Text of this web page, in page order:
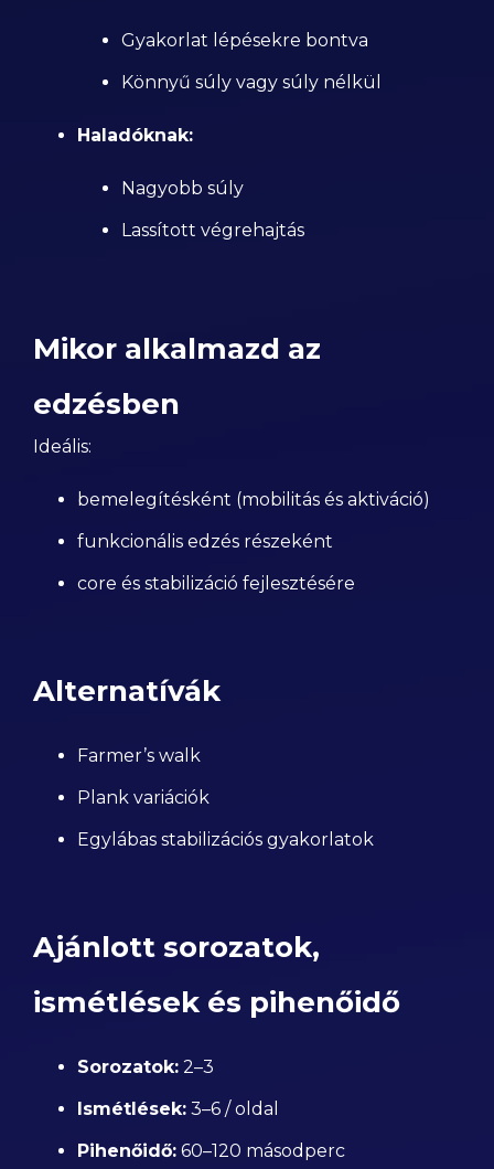
Gyakorlat lépésekre bontva
Könnyű súly vagy súly nélkül
Haladóknak:
Nagyobb súly
Lassított végrehajtás
Mikor alkalmazd az
edzésben
Ideális:
bemelegítésként (mobilitás és aktiváció)
funkcionális edzés részeként
core és stabilizáció fejlesztésére
Alternatívák
Farmer’s walk
Plank variációk
Egylábas stabilizációs gyakorlatok
Ajánlott sorozatok,
ismétlések és pihenőidő
Sorozatok: 2–3
Ismétlések: 3–6 / oldal
Pihenőidő: 60–120 másodperc